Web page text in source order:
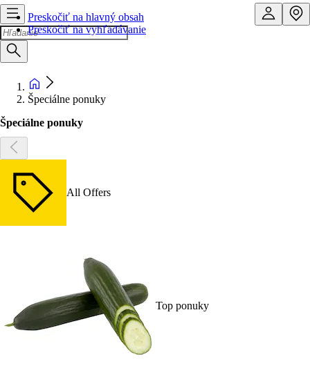
Preskočiť na hlavný obsah
Preskočiť na vyhľadávanie
Špeciálne ponuky
Špeciálne ponuky
All Offers
Top ponuky